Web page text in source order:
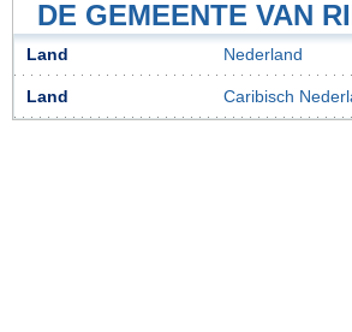
DE GEMEENTE VAN
Land Nederland
Land Caribisch